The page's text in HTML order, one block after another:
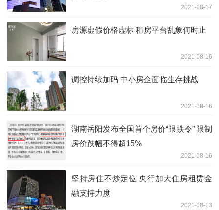
2021-08-17
房源虚假价格虚标 租房平台乱象何时止
2021-08-16
调控持续加码 中小房企面临生存挑战
2021-08-16
湖南岳阳发布全国首个房价“限跌令” 限制
房价跌幅不得超15%
2021-08-16
坚持房住不炒定位 央行加大住房租赁金
融支持力度
2021-08-13